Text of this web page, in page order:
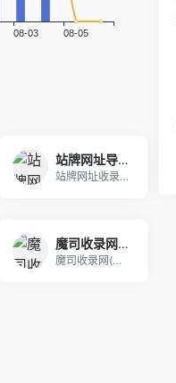
站牌网址导航收录网 | 精选网站导航，自动秒收录服务 - 最全网址收录！
站牌网址收录是您的一站式网址导航平台。我们提供全
魔司收录网_分类目录网_免费网站目录_网站收录_网址提交_免费收录网站
魔司收录网(msdhw.cn)分类目录，免费收录